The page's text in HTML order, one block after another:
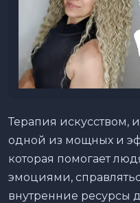
Терапия искусством,
одной из мощных и
которая помогает
эмоциями,
внутренние ресурсы